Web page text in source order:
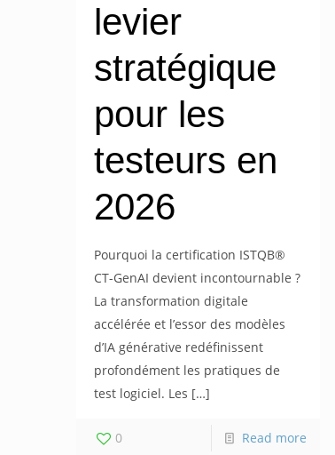
levier
stratégique
pour les
testeurs en
2026
Pourquoi la certification ISTQB®
CT-GenAI devient incontournable ?
La transformation digitale
accélérée et l’essor des modèles
d’IA générative redéfinissent
profondément les pratiques de
test logiciel. Les […]
0 Read more